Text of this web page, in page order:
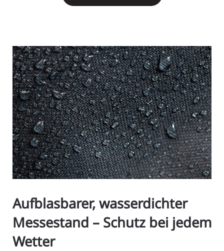
Aufblasbarer, wasserdichter
Messestand – Schutz bei jedem
Wetter